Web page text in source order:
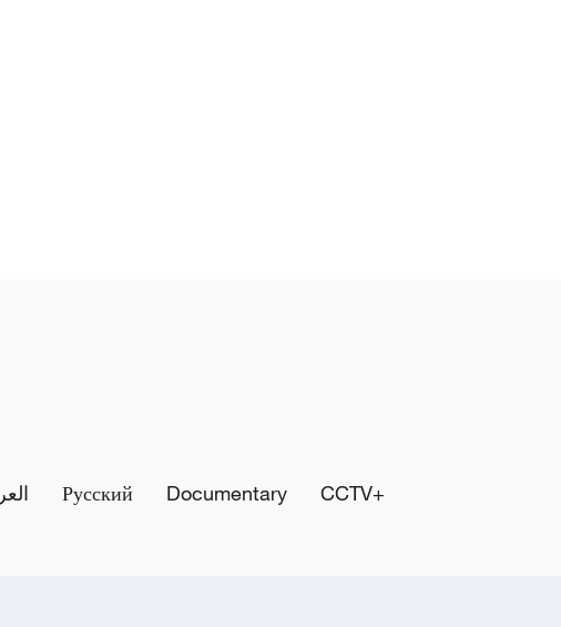
Русский Documentary CCTV+